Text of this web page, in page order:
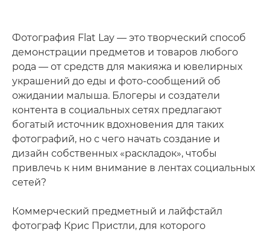
Фотография Flat Lay — это творческий способ
демонстрации предметов и товаров любого
рода — от средств для макияжа и ювелирных
украшений до еды и фото-сообщений об
ожидании малыша. Блогеры и создатели
контента в социальных сетях предлагают
богатый источник вдохновения для таких
фотографий, но с чего начать создание и
дизайн собственных «раскладок», чтобы
привлечь к ним внимание в лентах социальных
сетей?
Коммерческий предметный и лайфстайл
фотограф Крис Пристли, для которого